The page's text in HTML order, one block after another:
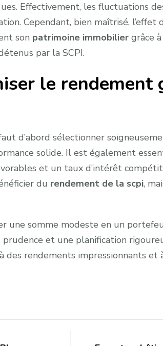
Effectivement, les fluctuations
Cependant, bien maîtrisé, l’effet
son patrimoine immobiliergrâce à
par la SCPI.
le rendement
d’abord sélectionner
solide. Il est également
et un taux d’intérêt
du rendement de la scpi,
une somme modeste en un
prudence et une planification
des rendements impressionnants et